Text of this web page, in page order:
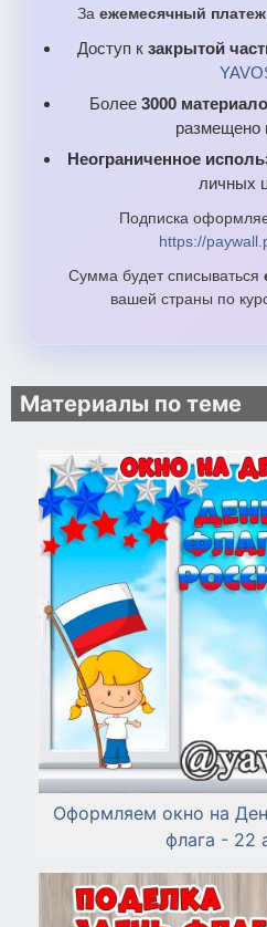
За ежемесячный платеж
Доступ к закрытой
Более 3000
размещено
Неограниченное
личных
Подписка
https://
Сумма будет списываться
вашей страны по
Материалы по теме
Оформляем окно на
флага - 22